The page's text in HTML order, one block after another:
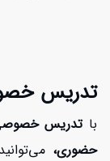
تدریس
باتدریس
حضوری،